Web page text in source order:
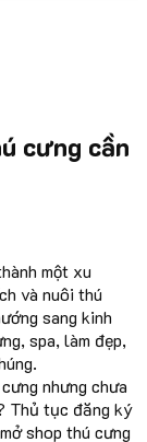
cưng cần
một xu
và nuôi thú
sang kinh
spa, làm đẹp,
nhưng chưa
Thủ tục đăng ký
shop thú cưng